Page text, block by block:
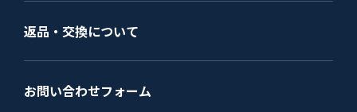
返品・交換について
お問い合わせフォーム